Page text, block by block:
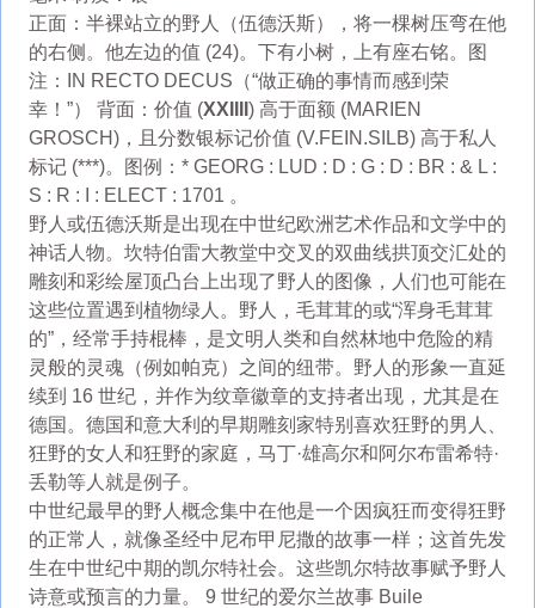
正面：半裸站立的野人（伍德沃斯），将一棵树压弯在他
的右侧。他左边的值 (24)。下有小树，上有座右铭。图
注：IN RECTO DECUS（“做正确的事情而感到荣
幸！”） 背面：价值 (XXIIII ) 高于面额 (MARIEN
GROSCH)，且分数银标记价值 (V.FEIN.SILB) 高于私人
标记 (***)。图例：* GEORG : LUD : D : G : D : BR : & L :
S : R : I : ELECT : 1701 。
野人或伍德沃斯是出现在中世纪欧洲艺术作品和文学中的
神话人物。坎特伯雷大教堂中交叉的双曲线拱顶交汇处的
雕刻和彩绘屋顶凸台上出现了野人的图像，人们也可能在
这些位置遇到植物绿人。野人，毛茸茸的或“浑身毛茸茸
的”，经常手持棍棒，是文明人类和自然林地中危险的精
灵般的灵魂（例如帕克）之间的纽带。野人的形象一直延
续到 16 世纪，并作为纹章徽章的支持者出现，尤其是在
德国。德国和意大利的早期雕刻家特别喜欢狂野的男人、
狂野的女人和狂野的家庭，马丁·雄高尔和阿尔布雷希特·
丢勒等人就是例子。
中世纪最早的野人概念集中在他是一个因疯狂而变得狂野
的正常人，就像圣经中尼布甲尼撒的故事一样；这首先发
生在中世纪中期的凯尔特社会。这些凯尔特故事赋予野人
诗意或预言的力量。 9 世纪的爱尔兰故事 Buile